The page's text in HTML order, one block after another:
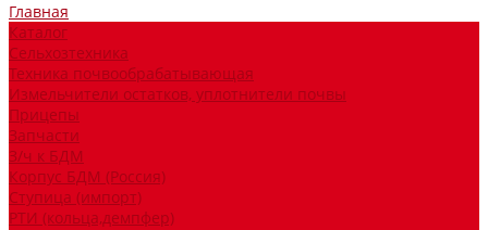
Главная
Каталог
Сельхозтехника
Техника почвообрабатывающая
Измельчители остатков, уплотнители почвы
Прицепы
Запчасти
З/ч к БДМ
Корпус БДМ (Россия)
Ступица (импорт)
РТИ (кольца,демпфер)